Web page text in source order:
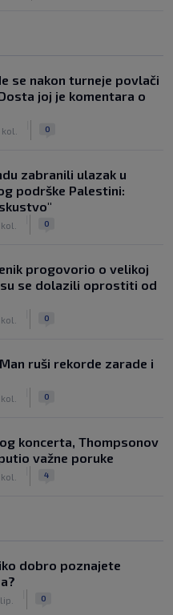
se nakon turneje povlači
joj je komentara o
0
zabranili ulazak u
podrške Palestini:
0
progovorio o velikoj
se dolazili oprostiti od
0
ruši rekorde zarade i
0
koncerta, Thompsonov
važne poruke
4
dobro poznajete
0